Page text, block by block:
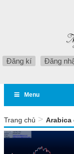
Đăng kí Đăng
Menu
Trang chủ > Arabica